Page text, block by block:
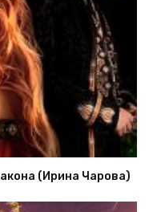
(Ирина Чарова)